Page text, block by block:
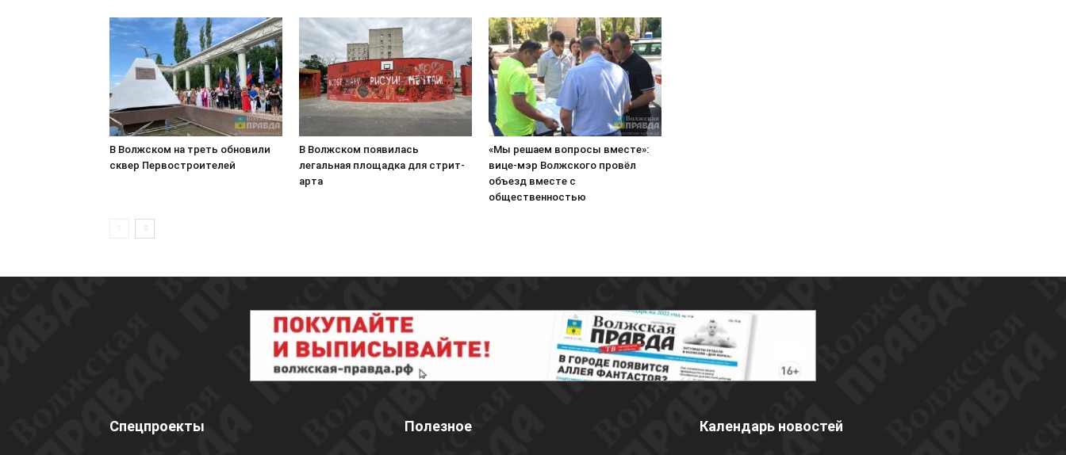
В Волжском на треть обновили
сквер Первостроителей
В Волжском появилась
легальная площадка для стрит-
арта
«Мы решаем вопросы вместе»:
вице-мэр Волжского провёл
объезд вместе с
общественностью
Спецпроекты Полезное Календарь новостей